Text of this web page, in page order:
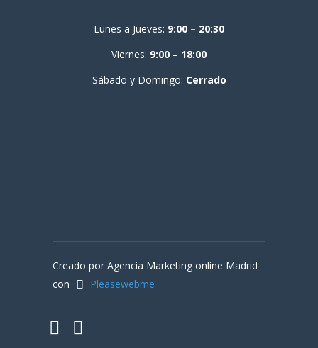
Lunes a Jueves: 9:00 – 20:30
Viernes: 9:00 – 18:00
Sábado y Domingo: Cerrado
Creado por Agencia Marketing online Madrid
con
Pleasewebme